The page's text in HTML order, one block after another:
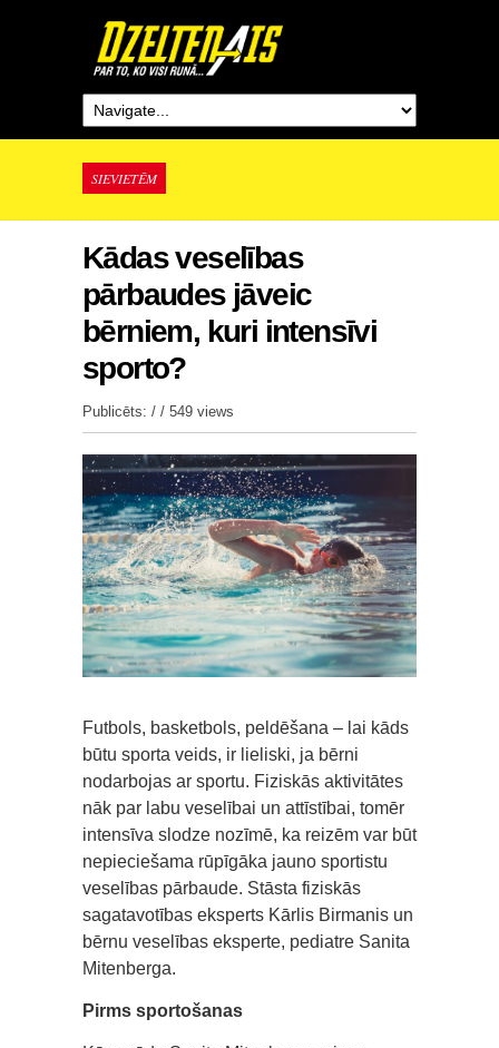
SIEVIETĒM
Kādas veselības
pārbaudes jāveic
bērniem, kuri intensīvi
sporto?
Publicēts: / / 549 views
Futbols, basketbols, peldēšana – lai kāds
būtu sporta veids, ir lieliski, ja bērni
nodarbojas ar sportu. Fiziskās aktivitātes
nāk par labu veselībai un attīstībai, tomēr
intensīva slodze nozīmē, ka reizēm var būt
nepieciešama rūpīgāka jauno sportistu
veselības pārbaude. Stāsta fiziskās
sagatavotības eksperts Kārlis Birmanis un
bērnu veselības eksperte, pediatre Sanita
Mitenberga.
Pirms sportošanas